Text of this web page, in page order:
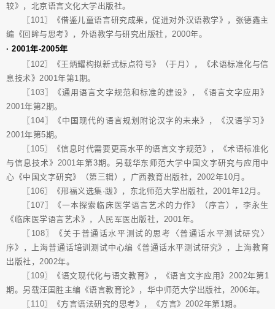
较》，北京语言文化大学出版社。
〖101〗《借鉴儿童语言研究成果，促进对外汉语教学》，张德鑫主
编《回眸与思考》，外语教学与研究出版社，2000年。
· 2001年-2005年
〖102〗《王炳耀构拟新式标点符号》（于月），《术语标准化与信
息技术》2001年第1期。
〖103〗《通用语言文字规范和标准的建设》，《语言文字应用》
2001年第2期。
〖104〗《中国现代的语言规划附论汉字的未来》，《汉语学习》
2001年第5期。
〖105〗《信息时代需要更高水平的语言文字规范》，《术语标准化
与信息技术》2001年第3期。另载华东师范大学中国文字研究与应用中
心《中国文字研究》（第三辑），广西教育出版社，2002年10月。
〖106〗《邢福义选集·跋》，东北师范大学出版社，2001年12月。
〖107〗《一本探索临床医学语言艺术的力作》（序言），李永生
《临床医学语言艺术》，人民军医出版社，2001年。
〖108〗《关于普通话水平测试的思考〈普通话水平测试研究〉
序》，上海普通话培训测试中心编《普通话水平测试研究》，上海教育
出版社，2002年。
〖109〗《语文现代化与语文教育》，《语言文字应用》2002年第1
期。另载汪国胜主编《语言教育论》，华中师范大学出版社，2006年。
〖110〗《方言语法研究的思考》，《方言》2002年第1期。